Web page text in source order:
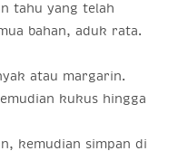
tahu yang telah
bahan, aduk rata.
atau margarin.
kukus hingga
kemudian simpan di